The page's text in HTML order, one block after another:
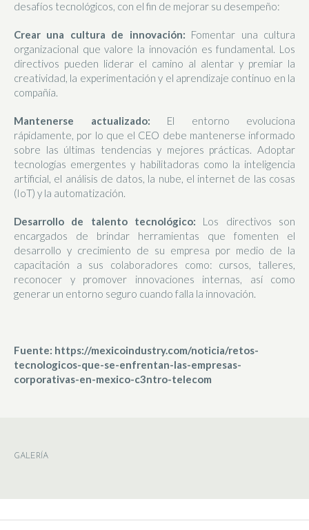
desafíos tecnológicos, con el fin de mejorar su desempeño:
Crear una cultura de innovación: Fomentar una cultura
organizacional que valore la innovación es fundamental. Los
directivos pueden liderar el camino al alentar y premiar la
creatividad, la experimentación y el aprendizaje continuo en la
compañía.
Mantenerse actualizado: El entorno evoluciona
rápidamente, por lo que el CEO debe mantenerse informado
sobre las últimas tendencias y mejores prácticas. Adoptar
tecnologías emergentes y habilitadoras como la inteligencia
artificial, el análisis de datos, la nube, el internet de las cosas
(IoT) y la automatización.
Desarrollo de talento tecnológico: Los directivos son
encargados de brindar herramientas que fomenten el
desarrollo y crecimiento de su empresa por medio de la
capacitación a sus colaboradores como: cursos, talleres,
reconocer y promover innovaciones internas, así como
generar un entorno seguro cuando falla la innovación.
Fuente: https://mexicoindustry.com/noticia/retos-
tecnologicos-que-se-enfrentan-las-empresas-
corporativas-en-mexico-c3ntro-telecom
GALERÍA